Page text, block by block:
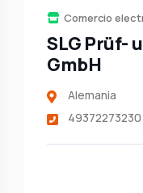
Comercio
SLG Prüf-
GmbH
Alemania
49372273230